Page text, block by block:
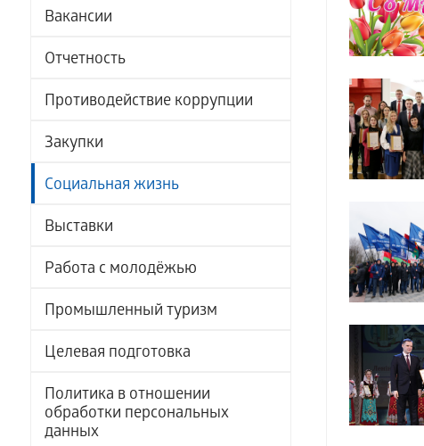
Вакансии
Отчетность
Противодействие коррупции
Закупки
Социальная жизнь
Выставки
Работа с молодёжью
Промышленный туризм
Целевая подготовка
Политика в отношении
обработки персональных
данных